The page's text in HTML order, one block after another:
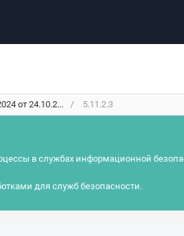
от 24.10.2... 5.11.2.3
в службах информационной
для служб безопасности.